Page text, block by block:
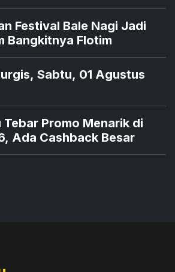
Festival Bale Nagi Jadi
Bangkitnya Flotim
Sabtu, 01 Agustus
Tebar Promo Menarik di
Ada Cashback Besar